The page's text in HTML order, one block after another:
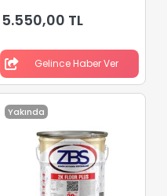
5.550,00 TL
Gelince Haber Ver
Yakında